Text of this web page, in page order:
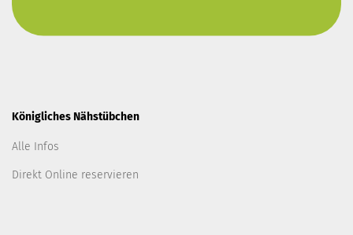
Königliches Nähstübchen
Alle Infos
Direkt Online reservieren